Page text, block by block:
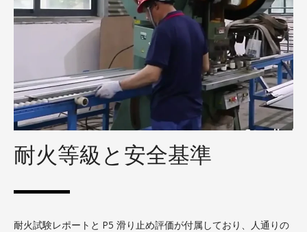
耐火等級と安全基準
耐火試験レポートと P5 滑り止め評価が付属しており、人通りの